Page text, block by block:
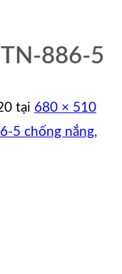
886-5
tại 680 × 510
5 chống nắng,